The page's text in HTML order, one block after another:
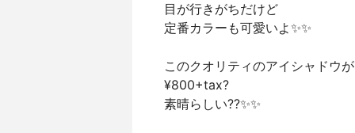
目が行きがちだけど
定番カラーも可愛いよ✨✨
このクオリティのアイシャドウが
¥800+tax?
素晴らしい??✨✨